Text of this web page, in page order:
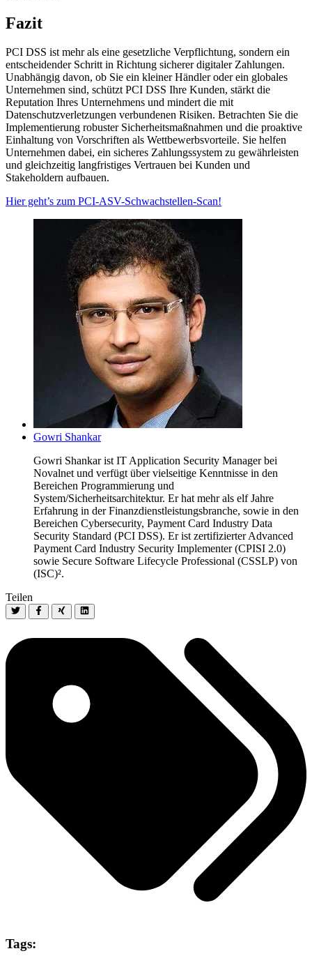
Fazit
PCI DSS ist mehr als eine gesetzliche Verpflichtung, sondern ein
entscheidender Schritt in Richtung sicherer digitaler Zahlungen.
Unabhängig davon, ob Sie ein kleiner Händler oder ein globales
Unternehmen sind, schützt PCI DSS Ihre Kunden, stärkt die
Reputation Ihres Unternehmens und mindert die mit
Datenschutzverletzungen verbundenen Risiken. Betrachten Sie die
Implementierung robuster Sicherheitsmaßnahmen und die proaktive
Einhaltung von Vorschriften als Wettbewerbsvorteile. Sie helfen
Unternehmen dabei, ein sicheres Zahlungssystem zu gewährleisten
und gleichzeitig langfristiges Vertrauen bei Kunden und
Stakeholdern aufbauen.
Hier geht’s zum PCI-ASV-Schwachstellen-Scan!
Gowri Shankar
Gowri Shankar ist IT Application Security Manager bei
Novalnet und verfügt über vielseitige Kenntnisse in den
Bereichen Programmierung und
System/Sicherheitsarchitektur. Er hat mehr als elf Jahre
Erfahrung in der Finanzdienstleistungsbranche, sowie in den
Bereichen Cybersecurity, Payment Card Industry Data
Security Standard (PCI DSS). Er ist zertifizierter Advanced
Payment Card Industry Security Implementer (CPISI 2.0)
sowie Secure Software Lifecycle Professional (CSSLP) von
(ISC)².
Teilen
Tags: